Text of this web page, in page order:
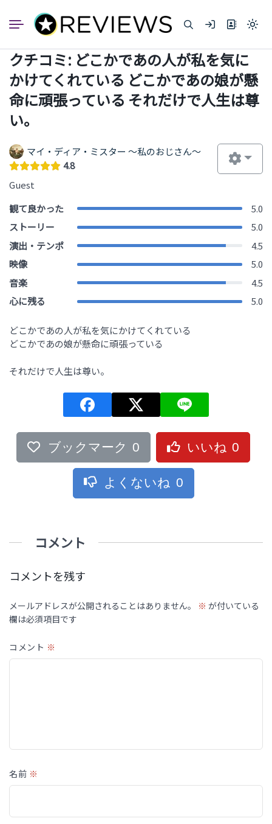
ン
Light
to
dark)
クチコミ: どこかであの人が私を気に
かけてくれている どこかであの娘が懸
命に頑張っている それだけで人生は尊
い。
マイ・ディア・ミスター ～私のおじさん～
4.8
Guest
観て良かった
5.0
ストーリー
5.0
演出・テンポ
4.5
映像
5.0
音楽
4.5
心に残る
5.0
どこかであの人が私を気にかけてくれている
どこかであの娘が懸命に頑張っている
それだけで人生は尊い。
ブックマーク 0 いいね 0
よくないね 0
コメント
コメントを残す
メールアドレスが公開されることはありません。 ※ が付いている
欄は必須項目です
コメント ※
名前 ※